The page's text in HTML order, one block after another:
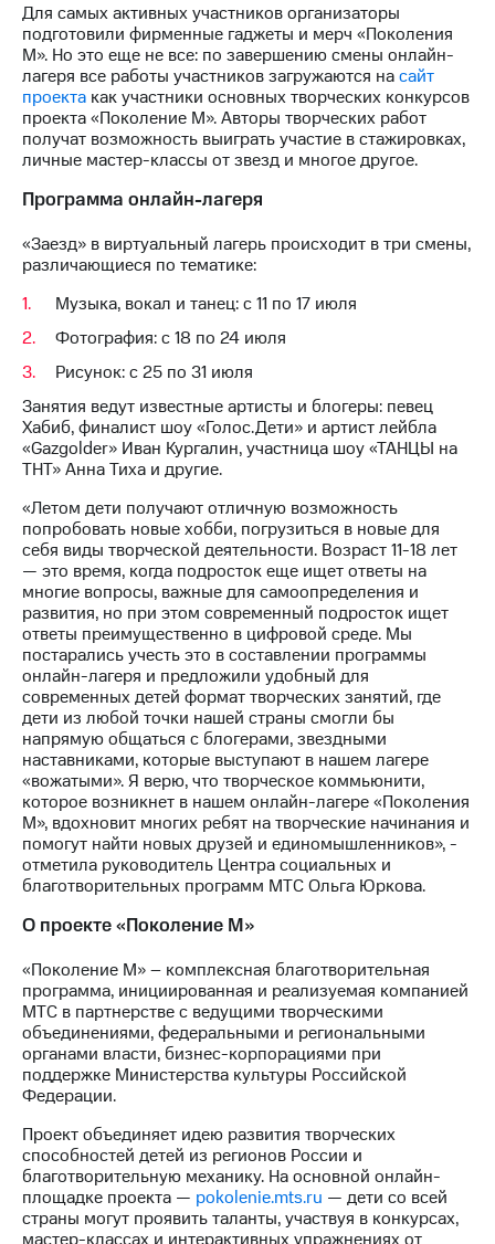
Акционерный
капитал
Контроль
и
аудит
Рынок
акций
Программа
Порядок
выкупа
Дивиденды
Рынок
облигаций
Еврооблигации-2023
Уведомление
о
погашении
облигаций
Другое
Регистратор
Реквизиты
Контакты
развитие
деловая этика
На главную
Для самых активных участников организаторы
подготовили фирменные гаджеты и мерч «Поколения
М». Но это еще не все: по завершению смены онлайн-
лагеря все работы участников загружаются насайт
проекта как участники основных творческих конкурсов
проекта «Поколение М». Авторы творческих работ
получат возможность выиграть участие в стажировках,
личные мастер-классы от звезд и многое другое.
Программа онлайн-лагеря
«Заезд» в виртуальный лагерь происходит в три смены,
различающиеся по тематике:
Музыка, вокал и танец: с 11 по 17 июля
Фотография: с 18 по 24 июля
Рисунок: с 25 по 31 июля
Занятия ведут известные артисты и блогеры: певец
Хабиб, финалист шоу «Голос.Дети» и артист лейбла
«Gazgolder» Иван Кургалин, участница шоу «ТАНЦЫ на
ТНТ» Анна Тиха и другие.
«Летом дети получают отличную возможность
попробовать новые хобби, погрузиться в новые для
себя виды творческой деятельности. Возраст 11-18 лет
— это время, когда подросток еще ищет ответы на
многие вопросы, важные для самоопределения и
развития, но при этом современный подросток ищет
ответы преимущественно в цифровой среде. Мы
постарались учесть это в составлении программы
онлайн-лагеря и предложили удобный для
современных детей формат творческих занятий, где
дети из любой точки нашей страны смогли бы
напрямую общаться с блогерами, звездными
наставниками, которые выступают в нашем лагере
«вожатыми». Я верю, что творческое коммьюнити,
которое возникнет в нашем онлайн-лагере «Поколения
М», вдохновит многих ребят на творческие начинания и
помогут найти новых друзей и единомышленников», -
отметила руководитель Центра социальных и
благотворительных программ МТС Ольга Юркова.
О проекте «Поколение М»
«Поколение М» – комплексная благотворительная
программа, инициированная и реализуемая компанией
МТС в партнерстве с ведущими творческими
объединениями, федеральными и региональными
органами власти, бизнес-корпорациями при
поддержке Министерства культуры Российской
Федерации.
Проект объединяет идею развития творческих
способностей детей из регионов России и
благотворительную механику. На основной онлайн-
площадке проекта — pokolenie.mts.ru — дети со всей
страны могут проявить таланты, участвуя в конкурсах,